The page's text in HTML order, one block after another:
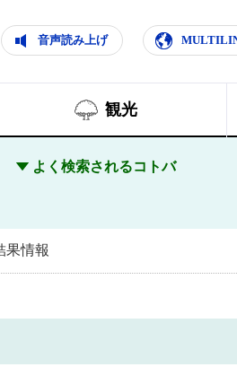
いまち
音声読み上げ
観光
よく検索されるコトバ
果情報